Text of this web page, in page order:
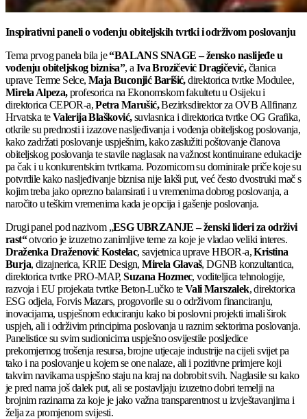
Inspirativni paneli o vođenju obiteljskih tvrtki i održivom poslovanju
Tema prvog panela bila je“BALANS SNAGE – žensko naslijeđe u
vođenju obiteljskog biznisa”, a Iva Brozičević Dragičević,članica
uprave Terme Selce, Maja Buconjić Barišić,direktorica tvrtke Modulee,
Mirela Alpeza,profesorica na Ekonomskom fakultetu u Osijeku i
direktorica CEPOR-a,Petra Marušić,Bezirksdirektor za OVB Allfinanz
Hrvatska teValerija Blašković,suvlasnica i direktorica tvrtke OG Grafika,
otkrile su prednosti i izazove nasljeđivanja i vođenja obiteljskog poslovanja,
kako zadržati poslovanje uspješnim, kako zaslužiti poštovanje članova
obiteljskog poslovanja te stavile naglasak na važnost kontinuirane edukacije
pa čak i u konkurentskim tvrtkama. Pozornicom su dominirale priče koje su
potvrdile kako nasljeđivanje biznisa nije lakši put, već često dvostruki mač s
kojim treba jako oprezno balansirati i u vremenima dobrog poslovanja, a
naročito u teškim vremenima kada je opcija i gašenje poslovanja.
Drugi panel pod nazivom „ESG UBRZANJE – ženski lideri za održivi
rast“otvorio je izuzetno zanimljive teme za koje je vladao veliki interes.
Draženka Draženović Kostelac, savjetnica uprave HBOR-a,Kristina
Burja, dizajnerica, KRIE Design,Mirela Glavaš, DGNB konzultantica,
direktorica tvrtke PRO-MAP,Suzana Hozmec, voditeljica tehnologije,
razvoja i EU projekata tvrtke Beton-Lučko teVali Marszalek, direktorica
ESG odjela, Forvis Mazars, progovorile su o održivom financiranju,
inovacijama, uspješnom educiranju kako bi poslovni projekti imali širok
uspjeh, ali i održivim principima poslovanja u raznim sektorima poslovanja.
Panelistice su svim sudionicima uspješno osvijestile posljedice
prekomjernog trošenja resursa, brojne utjecaje industrije na cijeli svijet pa
tako i na poslovanje u kojem se one nalaze, ali i pozitivne primjere koji
takvim navikama uspješno staju na kraj na dobrobit svih. Naglasile su kako
je pred nama još dalek put, ali se postavljaju izuzetno dobri temelji na
brojnim razinama za koje je jako važna transparentnost u izvještavanjima i
želja za promjenom svijesti.